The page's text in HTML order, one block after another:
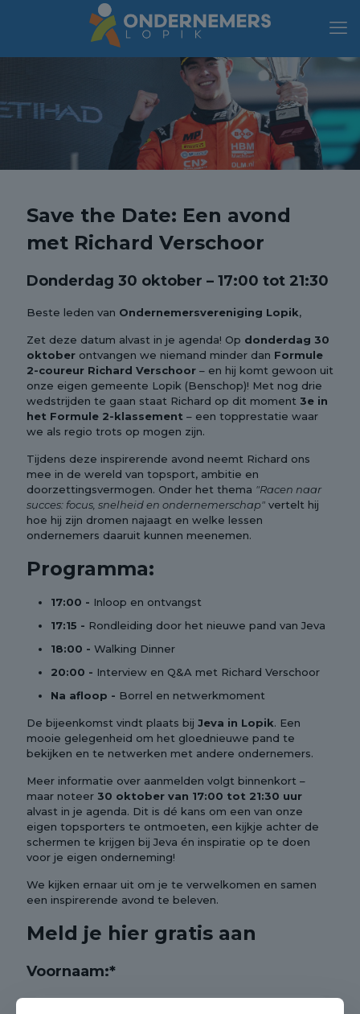
Save the Date: Een avond
met Richard Verschoor
Donderdag 30 oktober – 17:00 tot 21:30
Beste leden van Ondernemersvereniging Lopik,
Zet deze datum alvast in je agenda! Op donderdag 30
oktober ontvangen we niemand minder dan Formule
2-coureur Richard Verschoor – en hij komt gewoon uit
onze eigen gemeente Lopik (Benschop)! Met nog drie
wedstrijden te gaan staat Richard op dit moment 3e in
het Formule 2-klassement – een topprestatie waar
we als regio trots op mogen zijn.
Tijdens deze inspirerende avond neemt Richard ons
mee in de wereld van topsport, ambitie en
doorzettingsvermogen. Onder het thema "Racen naar
succes: focus, snelheid en ondernemerschap" vertelt hij
hoe hij zijn dromen najaagt en welke lessen
ondernemers daaruit kunnen meenemen.
Programma:
17:00 - Inloop en ontvangst
17:15 - Rondleiding door het nieuwe pand van Jeva
18:00 - Walking Dinner
20:00 - Interview en Q&A met Richard Verschoor
Na afloop - Borrel en netwerkmoment
De bijeenkomst vindt plaats bij Jeva in Lopik. Een
mooie gelegenheid om het gloednieuwe pand te
bekijken en te netwerken met andere ondernemers.
Meer informatie over aanmelden volgt binnenkort –
maar noteer 30 oktober van 17:00 tot 21:30 uur
alvast in je agenda. Dit is dé kans om een van onze
eigen topsporters te ontmoeten, een kijkje achter de
schermen te krijgen bij Jeva én inspiratie op te doen
voor je eigen onderneming!
We kijken ernaar uit om je te verwelkomen en samen
een inspirerende avond te beleven.
Meld je hier gratis aan
Voornaam:*